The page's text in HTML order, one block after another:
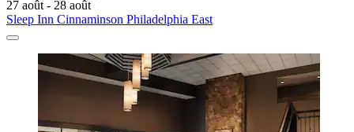
27 août - 28 août
Sleep Inn Cinnaminson Philadelphia East